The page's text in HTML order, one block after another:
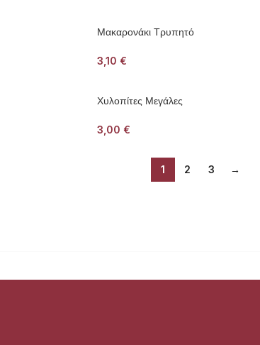
Μακαρονάκι Τρυπητό
3,10 €
Χυλοπίτες Μεγάλες
3,00 €
1 2 3 →